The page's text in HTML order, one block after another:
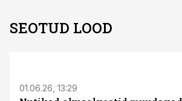
SEOTUD LOOD
01.06.26, 13:29